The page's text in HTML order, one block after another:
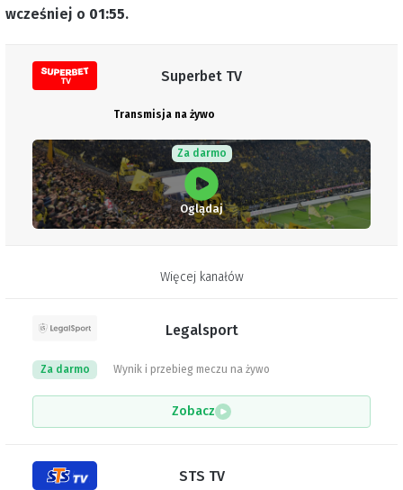
wcześniej o 01:55.
Superbet TV
Transmisja na żywo
Za darmo
Oglądaj
Więcej kanałów
Legalsport
Wynik i przebieg meczu na żywo
Za darmo
Zobacz
STS TV